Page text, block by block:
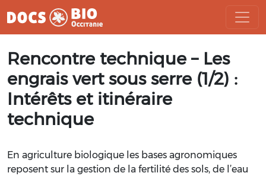
auRencontre technique – Les
engrais vert sous serre (1/2) :
Intérêts et itinéraire
technique
En agriculture biologique les bases agronomiques
reposent sur la gestion de la fertilité des sols, de l’eau